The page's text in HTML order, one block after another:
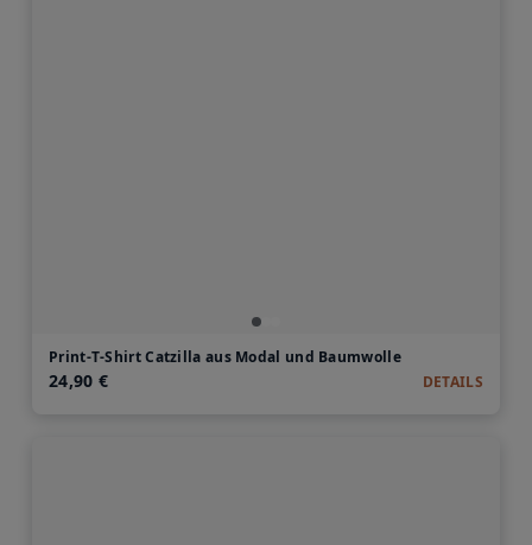
Print-T-Shirt Catzilla aus Modal und Baumwolle
24,90 € DETAILS